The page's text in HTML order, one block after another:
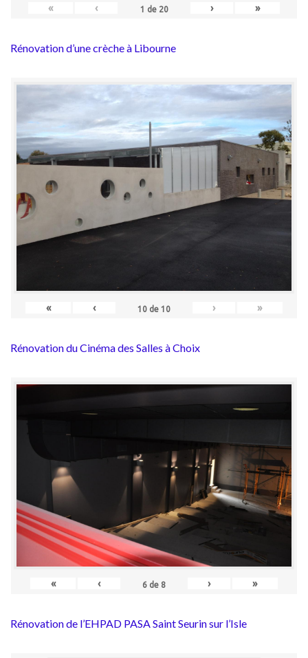
« ‹ 1 de 20 › »
Rénovation d’une crèche à Libourne
« ‹ 10 de 10 › »
Rénovation du Cinéma des Salles à Choix
« ‹ 6 de 8 › »
Rénovation de l’EHPAD PASA Saint Seurin sur l’Isle